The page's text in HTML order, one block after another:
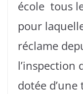
école tous
pour
réclame
l’inspection
dotée